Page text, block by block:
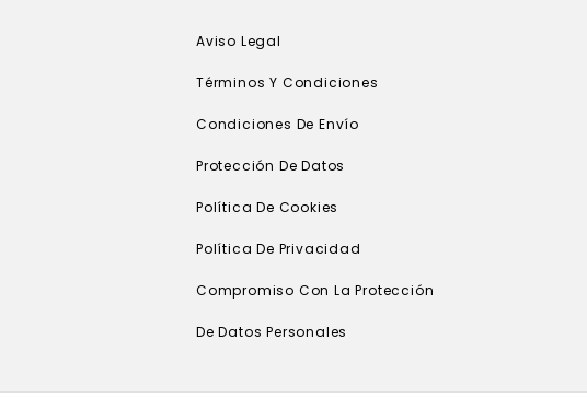
Aviso Legal
Términos Y Condiciones
Condiciones De Envío
Protección De Datos
Política De Cookies
Política De Privacidad
Compromiso Con La Protección
De Datos Personales